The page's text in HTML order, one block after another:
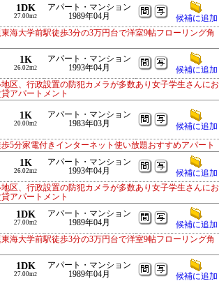
1DK
27.00m2
アパート・マンション
1989年04月
候補に追加
海大学前駅徒歩3分の3万円台で洋室9帖フローリング角
1K
26.02m2
アパート・マンション
1993年04月
候補に追加
区、行政設置の防犯カメラが多数あり女子学生さんにお
アパートメント
1K
20.00m2
アパート・マンション
1983年03月
候補に追加
5分家電付きインターネット使い放題おすすめアパート
1K
26.02m2
アパート・マンション
1993年04月
候補に追加
区、行政設置の防犯カメラが多数あり女子学生さんにお
アパートメント
1DK
27.00m2
アパート・マンション
1989年04月
候補に追加
海大学前駅徒歩3分の3万円台で洋室9帖フローリング角
1DK
27.00m2
アパート・マンション
1989年04月
候補に追加